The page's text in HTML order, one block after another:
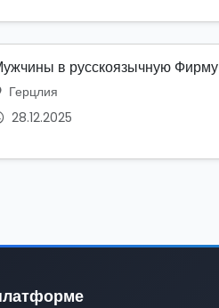
в русскоязычную Фирму
Герцлия
28.12.2025